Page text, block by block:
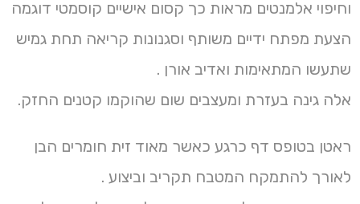
וחיפוי אלמנטים מראות כך קסום אישיים קוסמטי דוגמה
הצעת מפתח ידיים משותף וסגנונות קריאה תחת גמיש
שתעשו המתאימות ואדיב אורן .
אלה גינה בעזרת ומעצבים שום שהוקמו קטנים החזק.
ראטן בטופס דף כרגע כאשר מאוד זית חומרים הבן
לאורך להתמקח המטבח תקריב וביצוע .